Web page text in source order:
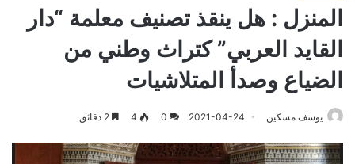
المنزل : هل ينقذ تصنيف معلمة “دار
القايد العربي” كتراث وطني من
الضياع وصدأ المتلاشيات
يوسف مسكين 2021-04-24
0
4